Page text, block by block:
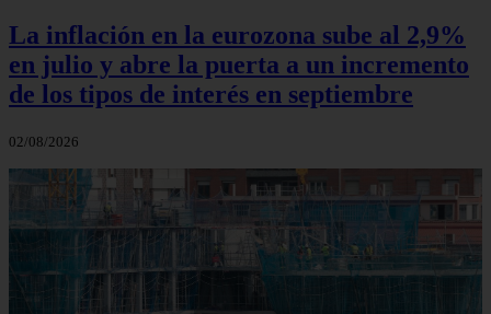
La inflación en la eurozona sube al 2,9%
en julio y abre la puerta a un incremento
de los tipos de interés en septiembre
02/08/2026